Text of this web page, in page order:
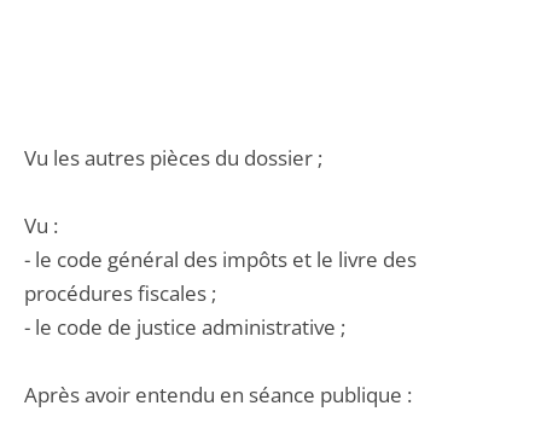
Vu les autres pièces du dossier ;
Vu :
- le code général des impôts et le livre des
procédures fiscales ;
- le code de justice administrative ;
Après avoir entendu en séance publique :